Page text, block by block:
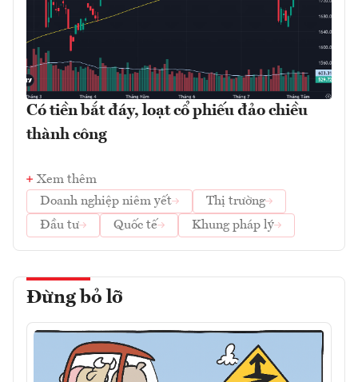
Có tiền bắt đáy, loạt cổ phiếu đảo chiều
thành công
Xem thêm
Doanh nghiệp niêm yết
Thị trường
Đầu tư
Quốc tế Khung pháp lý
Đừng bỏ lỡ